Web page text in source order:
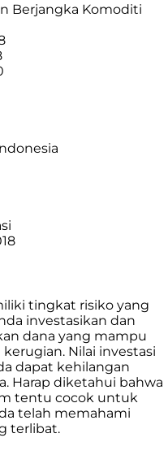
Berjangka Komoditi
tingkat risiko yang
investasikan dan
dana yang mampu
Nilai investasi
dapat kehilangan
Harap diketahui bahwa
tentu cocok untuk
telah memahami
terlibat.